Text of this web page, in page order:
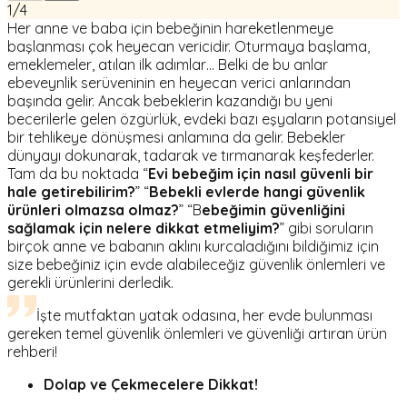
1/4
Her anne ve baba için bebeğinin hareketlenmeye
başlanması çok heyecan vericidir. Oturmaya başlama,
emeklemeler, atılan ilk adımlar… Belki de bu anlar
ebeveynlik serüveninin en heyecan verici anlarından
başında gelir. Ancak bebeklerin kazandığı bu yeni
becerilerle gelen özgürlük, evdeki bazı eşyaların potansiyel
bir tehlikeye dönüşmesi anlamına da gelir. Bebekler
dünyayı dokunarak, tadarak ve tırmanarak keşfederler.
Tam da bu noktada “Evi bebeğim için nasıl güvenli bir
hale getirebilirim?” “Bebekli evlerde hangi güvenlik
ürünleri olmazsa olmaz?” “Bebeğimin güvenliğini
sağlamak için nelere dikkat etmeliyim?” gibi soruların
birçok anne ve babanın aklını kurcaladığını bildiğimiz için
size bebeğiniz için evde alabileceğiz güvenlik önlemleri ve
gerekli ürünlerini derledik.
İşte mutfaktan yatak odasına, her evde bulunması
gereken temel güvenlik önlemleri ve güvenliği artıran ürün
rehberi!
Dolap ve Çekmecelere Dikkat!